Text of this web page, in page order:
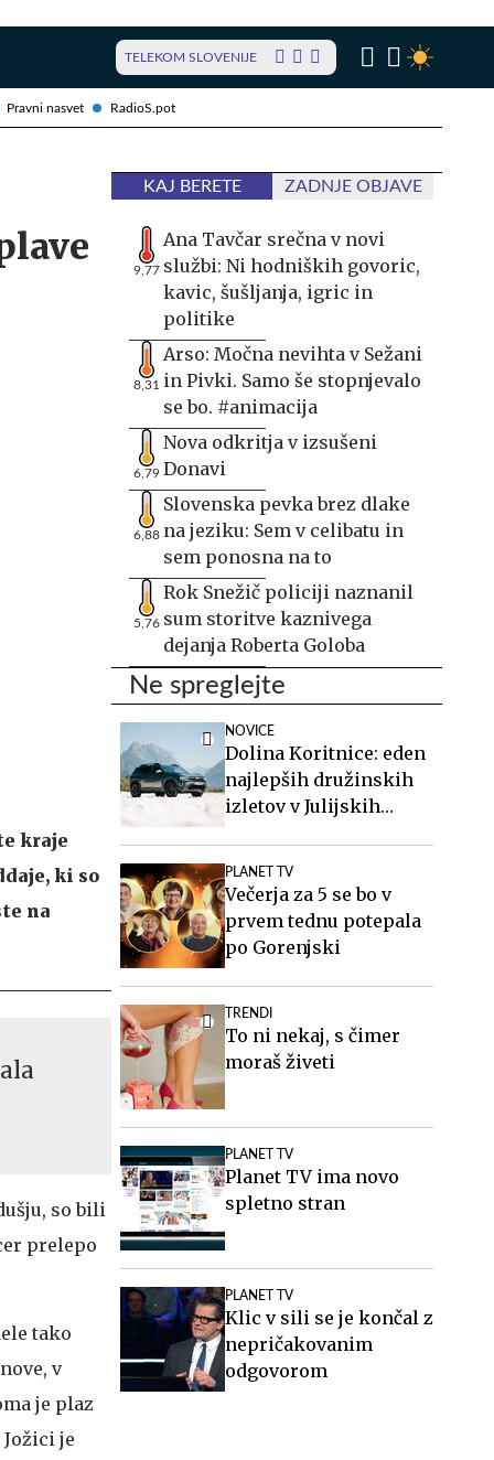
Pravni nasvet RadioS.pot
TELEKOM SLOVENIJE
kraje
ki so
na
so bili
prelepo
tako
v
je plaz
je
KAJ BERETE ZADNJE OBJAVE
9,77
Ana Tavčar srečna v novi
službi: Ni hodniških govoric,
kavic, šušljanja, igric in
politike
8,31
Arso: Močna nevihta v Sežani
in Pivki. Samo še stopnjevalo
se bo. #animacija
6,79
Nova odkritja v izsušeni
Donavi
6,88
Slovenska pevka brez dlake
na jeziku: Sem v celibatu in
sem ponosna na to
5,76
Rok Snežič policiji naznanil
sum storitve kaznivega
dejanja Roberta Goloba
Ne spreglejte
NOVICE
Dolina Koritnice: eden
najlepših družinskih
izletov v Julijskih
PLANET TV
Večerja za 5 se bo v
prvem tednu potepala
po Gorenjski
TRENDI
To ni nekaj, s čimer
moraš živeti
PLANET TV
Planet TV ima novo
spletno stran
PLANET TV
Klic v sili se je končal z
nepričakovanim
odgovorom